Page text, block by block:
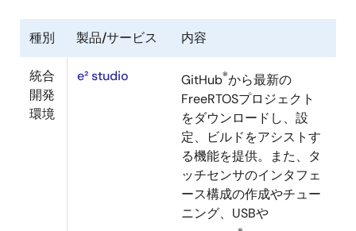
種別 製品/サービス 内容
統合
開発
環境
e² studio GitHub®から最新の
FreeRTOSプロジェクト
をダウンロードし、設
定、ビルドをアシストす
る機能を提供。また、タ
ッチセンサのインタフェ
ース構成の作成やチュー
ニング、USBや